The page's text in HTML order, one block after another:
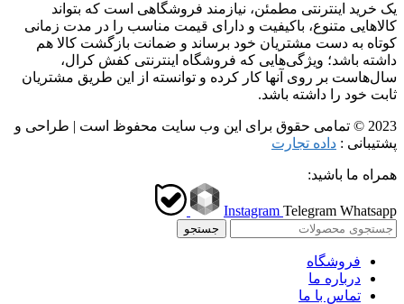
یک خرید اینترنتی مطمئن، نیازمند فروشگاهی است که بتواند
کالاهایی متنوع، باکیفیت و دارای قیمت مناسب را در مدت زمانی
کوتاه به دست مشتریان خود برساند و ضمانت بازگشت کالا هم
داشته باشد؛ ویژگی‌هایی که فروشگاه اینترنتی کفش کرال،
سال‌هاست بر روی آنها کار کرده و توانسته از این طریق مشتریان
ثابت خود را داشته باشد.
2023 © تمامی حقوق برای این وب سایت محفوظ است | طراحی و
پشتیبانی : داده تجارت
همراه ما باشید:
Instagram Telegram Whatsapp
جستجو
فروشگاه
درباره ما
تماس با ما